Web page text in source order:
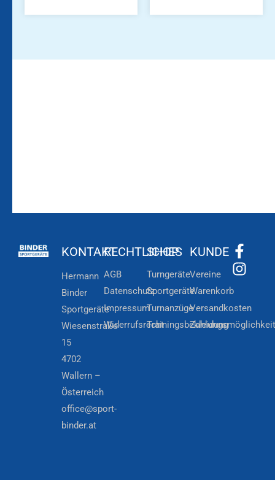
KONTAKT
Hermann
Binder
Sportgeräte
Wiesenstraße
15
4702
Wallern –
Österreich
office@sport-
binder.at
RECHTLICHES
AGB
Datenschutz
Impressum
Widerrufsrecht
SHOP
Turngeräte
Sportgeräte
Turnanzüge
Trainingsbekleidung
KUNDE
Vereine
Warenkorb
Versandkosten